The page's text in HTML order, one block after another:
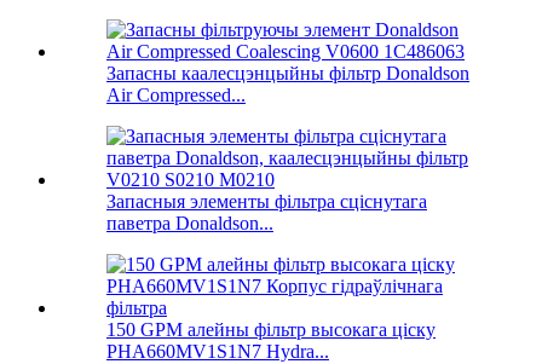
Запасны каалесцэнцыйны фільтр Donaldson
Air Compressed...
Запасныя элементы фільтра сціснутага
паветра Donaldson...
150 GPM алейны фільтр высокага ціску
PHA660MV1S1N7 Hydra...